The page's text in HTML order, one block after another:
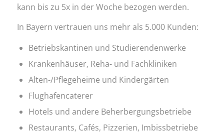
kann bis zu 5x in der Woche bezogen werden.
In Bayern vertrauen uns mehr als 5.000 Kunden:
Betriebskantinen und Studierendenwerke
Krankenhäuser, Reha- und Fachkliniken
Alten-/Pflegeheime und Kindergärten
Flughafencaterer
Hotels und andere Beherbergungsbetriebe
Restaurants, Cafés, Pizzerien, Imbissbetriebe